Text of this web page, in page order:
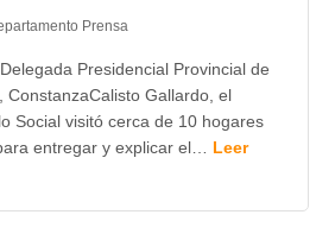
Prensa
Presidencial Provincial de
ConstanzaCalisto Gallardo, el
Social visitó cerca de 10 hogares
entregar y explicar el… Leer